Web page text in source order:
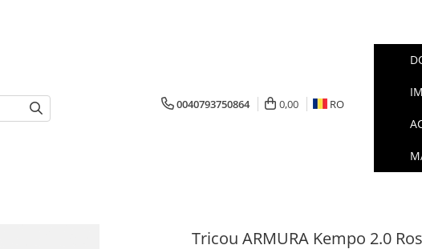
0040793750864 0,00 RO
Tricou ARMURA Kempo 2.0